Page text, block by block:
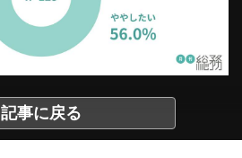
記事に戻る